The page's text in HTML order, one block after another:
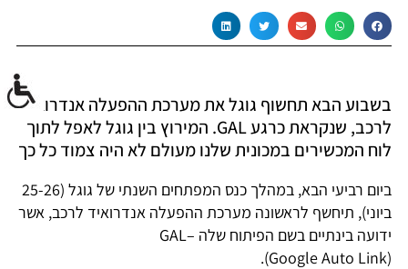
בשבוע הבא תחשוף גוגל את מערכת ההפעלה אנדרואיד
לרכב, שנקראת כרגע GAL. המירוץ בין גוגל לאפל לתוך
לוח המכשירים במכונית שלנו מעולם לא היה צמוד כל כך
ביום רביעי הבא, במהלך כנס המפתחים השנתי של גוגל (25-26
ביוני), תיחשף לראשונה מערכת ההפעלה אנדרואיד לרכב, אשר
ידועה בינתיים בשם הפיתוח שלה –GAL
(Google Auto Link).